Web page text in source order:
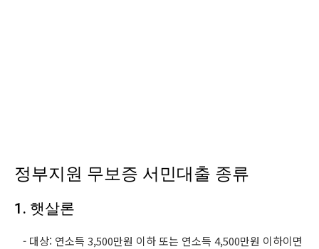
정부지원 무보증 서민대출 종류
1. 햇살론
- 대상: 연소득 3,500만원 이하 또는 연소득 4,500만원 이하이면